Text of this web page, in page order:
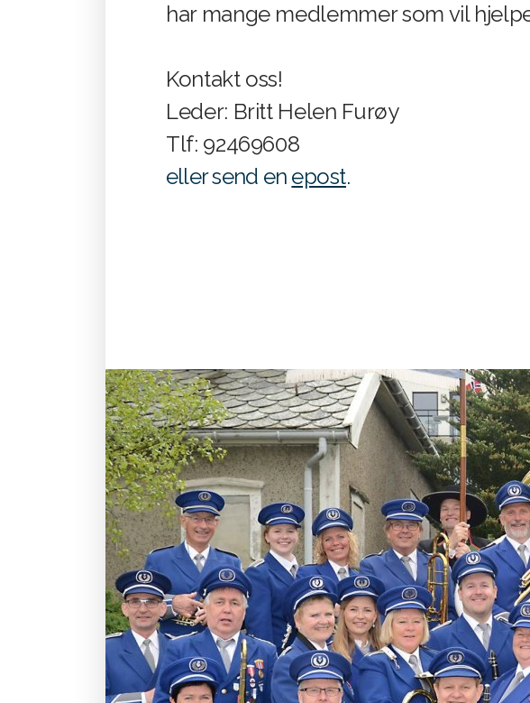
har mange medlemmer som vil
Kontakt oss!
Leder: Britt Helen Furøy
Tlf: 92469608
eller send en epost.